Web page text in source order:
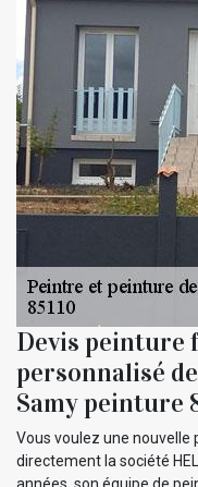
Devis peinture
personnalisé
Samy peinture
Vous voulez une
directement la société
années, son équipe de